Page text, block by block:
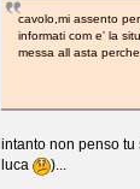
cavolo,mi assento
informati com e' la
messa all asta
intanto non penso
luca
)...